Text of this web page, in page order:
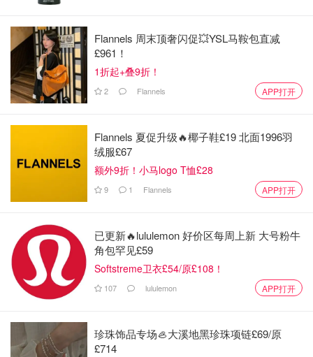
这俩小胖脸真的很好rua，她一哭我就萌了🤣
目前刚还买了一只甜在一起吊卡，等待收货中。
Flannels 周末顶奢闪促💥YSL马鞍包直减
£961！
1折起+叠9折！
2 Flannels APP打开
Flannels 夏促升级🔥椰子鞋£19 北面1996羽
绒服£67
额外9折！小马logo T恤£28
9 1 Flannels APP打开
已更新🔥lululemon 好价区每周上新 大号粉牛
角包罕见£59
Softstreme卫衣£54/原£108！
107 lululemon APP打开
珍珠饰品专场🦪大溪地黑珍珠项链£69/原
£714